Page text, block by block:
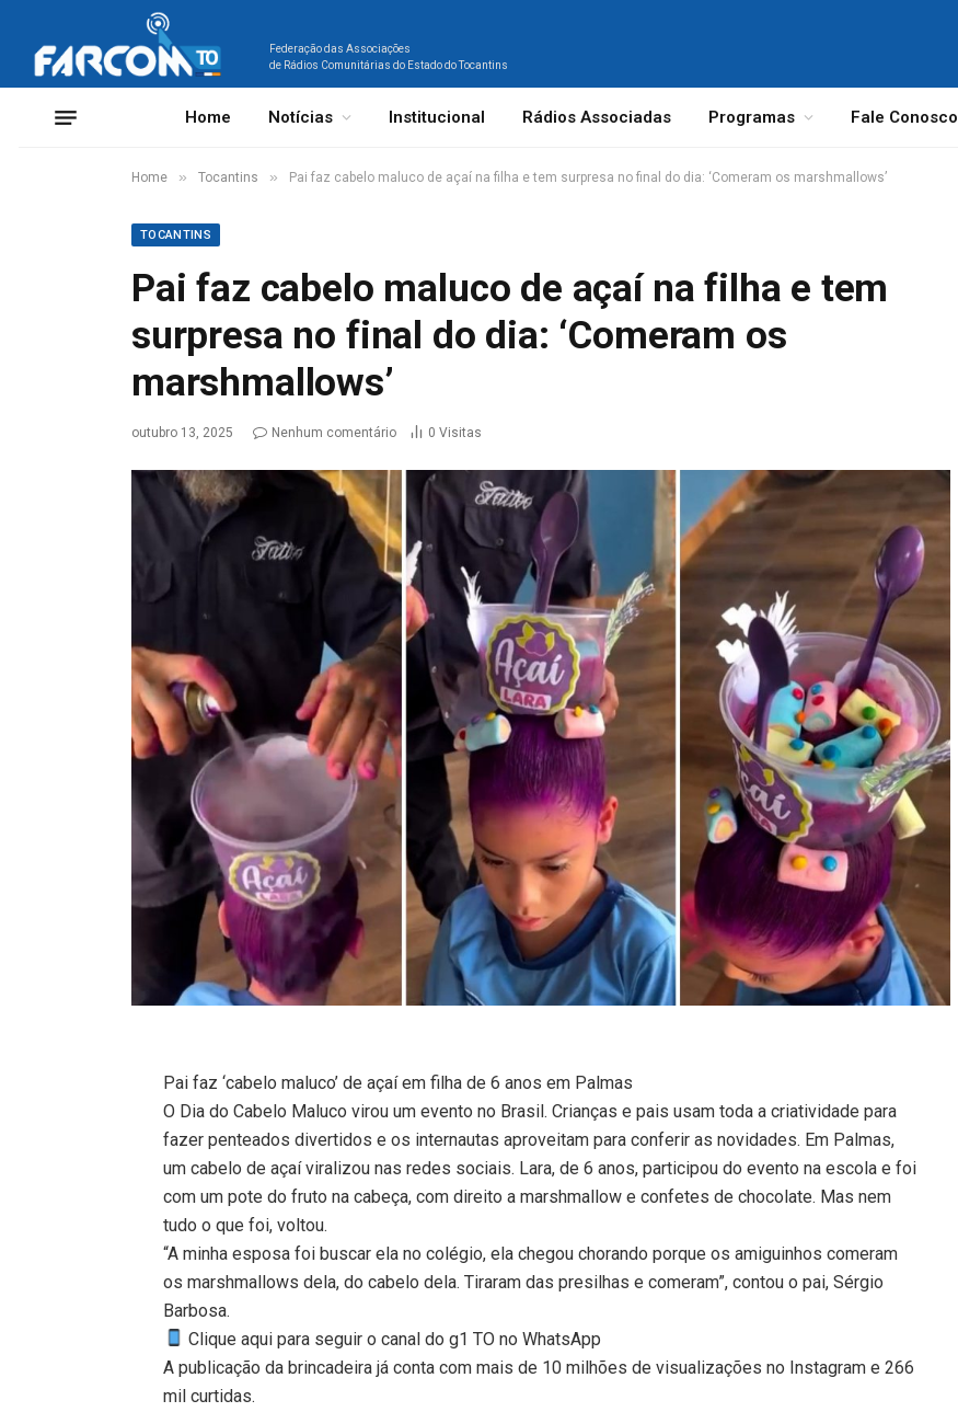
Federação das Associações
de Rádios Comunitárias do Estado do Tocantins
Home Notícias Institucional Rádios Associadas Programas Fale Conosco
Home » Tocantins » Pai faz cabelo maluco de açaí na filha e tem surpresa no final do dia: ‘Comeram os marshmallows’
TOCANTINS
Pai faz cabelo maluco de açaí na filha e tem
surpresa no final do dia: ‘Comeram os
marshmallows’
outubro 13, 2025 Nenhum comentário 0 Visitas
Pai faz ‘cabelo maluco’ de açaí em filha de 6 anos em Palmas
O Dia do Cabelo Maluco virou um evento no Brasil. Crianças e pais usam toda a criatividade para
fazer penteados divertidos e os internautas aproveitam para conferir as novidades. Em Palmas,
um cabelo de açaí viralizou nas redes sociais. Lara, de 6 anos, participou do evento na escola e foi
com um pote do fruto na cabeça, com direito a marshmallow e confetes de chocolate. Mas nem
tudo o que foi, voltou.
“A minha esposa foi buscar ela no colégio, ela chegou chorando porque os amiguinhos comeram
os marshmallows dela, do cabelo dela. Tiraram das presilhas e comeram”, contou o pai, Sérgio
Barbosa.
Clique aqui para seguir o canal do g1 TO no WhatsApp
A publicação da brincadeira já conta com mais de 10 milhões de visualizações no Instagram e 266
mil curtidas.